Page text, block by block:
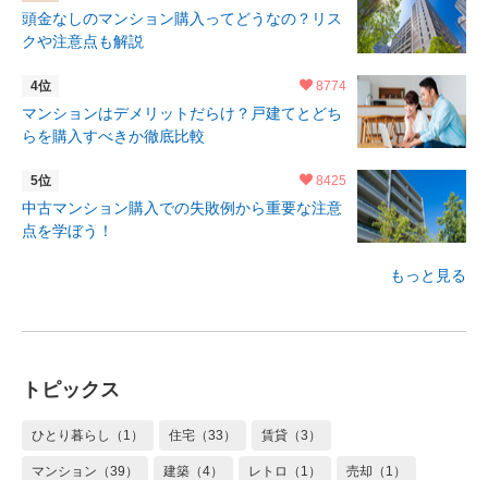
頭金なしのマンション購入ってどうなの？リス
クや注意点も解説
8774
マンションはデメリットだらけ？戸建てとどち
らを購入すべきか徹底比較
8425
中古マンション購入での失敗例から重要な注意
点を学ぼう！
もっと見る
トピックス
ひとり暮らし（1） 住宅（33） 賃貸（3）
マンション（39） 建築（4） レトロ（1） 売却（1）